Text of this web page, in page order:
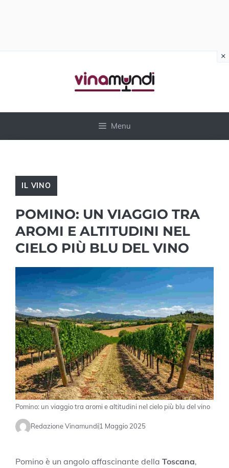
Menu
IL VINO
POMINO: UN VIAGGIO TRA
AROMI E ALTITUDINI NEL
CIELO PIÙ BLU DEL VINO
Pomino: un viaggio tra aromi e altitudini nel cielo più blu del vino
Redazione Vinamundi1 Maggio 2025
Pomino è un angolo affascinante della Toscana,
×